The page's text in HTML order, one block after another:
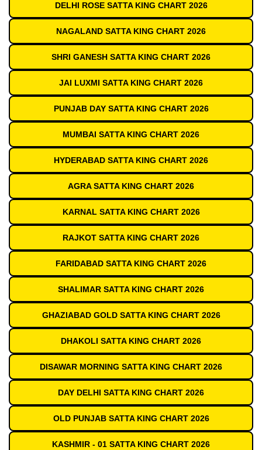
DELHI ROSE SATTA KING CHART 2026
NAGALAND SATTA KING CHART 2026
SHRI GANESH SATTA KING CHART 2026
JAI LUXMI SATTA KING CHART 2026
PUNJAB DAY SATTA KING CHART 2026
MUMBAI SATTA KING CHART 2026
HYDERABAD SATTA KING CHART 2026
AGRA SATTA KING CHART 2026
KARNAL SATTA KING CHART 2026
RAJKOT SATTA KING CHART 2026
FARIDABAD SATTA KING CHART 2026
SHALIMAR SATTA KING CHART 2026
GHAZIABAD GOLD SATTA KING CHART 2026
DHAKOLI SATTA KING CHART 2026
DISAWAR MORNING SATTA KING CHART 2026
DAY DELHI SATTA KING CHART 2026
OLD PUNJAB SATTA KING CHART 2026
KASHMIR - 01 SATTA KING CHART 2026